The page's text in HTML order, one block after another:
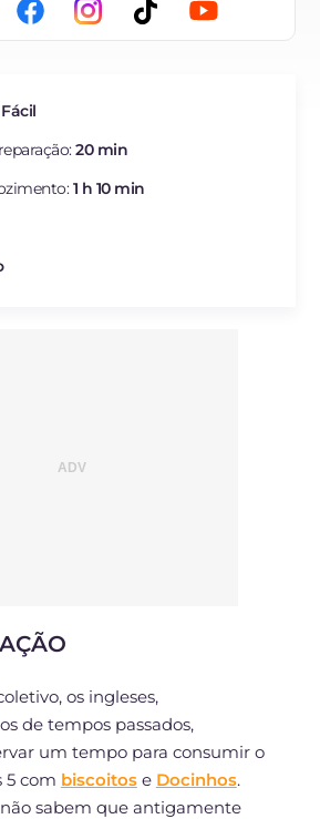
Fácil
20 min
1 h 10 min
os ingleses,
de tempos passados,
um tempo para consumir o
5 com biscoitose Docinhos.
sabem que antigamente